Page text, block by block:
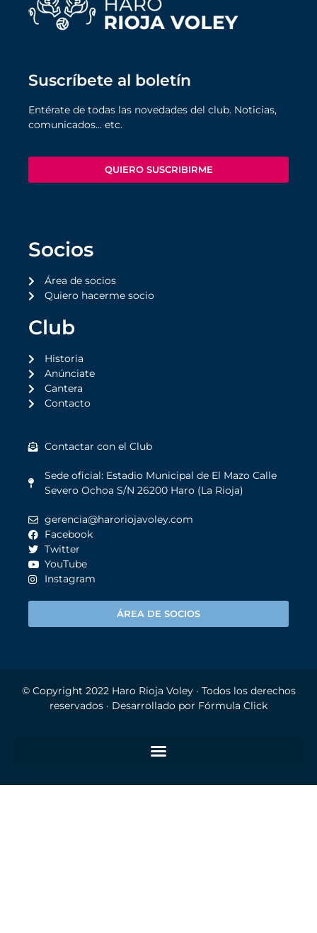
Suscríbete al boletín
Entérate de todas las novedades del club. Noticias,
comunicados… etc.
QUIERO SUSCRIBIRME
Socios
Área de socios
Quiero hacerme socio
Club
Historia
Anúnciate
Cantera
Contacto
Contactar con el Club
Sede oficial: Estadio Municipal de El Mazo Calle
Severo Ochoa S/N 26200 Haro (La Rioja)
gerencia@haroriojavoley.com
Facebook
Twitter
YouTube
Instagram
ÁREA DE SOCIOS
© Copyright 2022 Haro Rioja Voley· Todos los derechos
reservados · Desarrollado por Fórmula Click